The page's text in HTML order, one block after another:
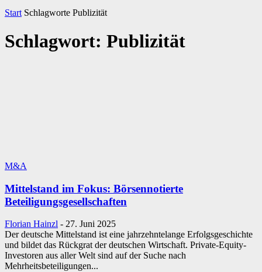
Start Schlagworte Publizität
Schlagwort: Publizität
M&A
Mittelstand im Fokus: Börsennotierte
Beteiligungsgesellschaften
Florian Hainzl - 27. Juni 2025
Der deutsche Mittelstand ist eine jahrzehntelange Erfolgsgeschichte
und bildet das Rückgrat der deutschen Wirtschaft. Private-Equity-
Investoren aus aller Welt sind auf der Suche nach
Mehrheitsbeteiligungen...